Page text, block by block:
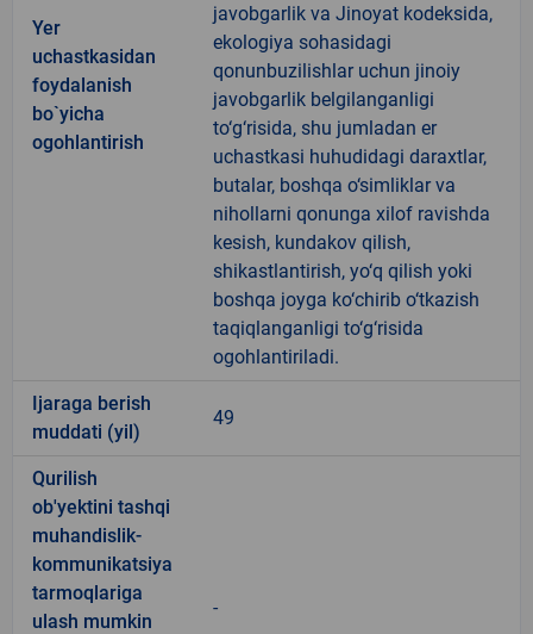
Yer
uchastkasidan
foydalanish
bo`yicha
ogohlantirish
javobgarlik va Jinoyat kodeksida,
ekologiya sohasidagi
qonunbuzilishlar uchun jinoiy
javobgarlik belgilanganligi
to‘g‘risida, shu jumladan er
uchastkasi huhudidagi daraxtlar,
butalar, boshqa o‘simliklar va
nihollarni qonunga xilof ravishda
kesish, kundakov qilish,
shikastlantirish, yo‘q qilish yoki
boshqa joyga ko‘chirib o‘tkazish
taqiqlanganligi to‘g‘risida
ogohlantiriladi.
Ijaraga berish
muddati (yil)
49
Qurilish
ob'yektini tashqi
muhandislik-
kommunikatsiya
tarmoqlariga
ulash mumkin
-